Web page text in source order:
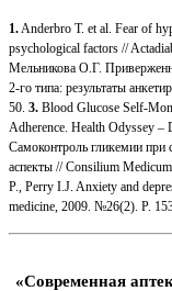
1. Anderbro T. et al. Fear of
psychological factors //
Мельникова О.Г.
2-го типа: результаты
50. 3. Blood Glucose Self-
Adherence. Health Odyssey –
Самоконтроль гликемии при
аспекты // Consilium
P., Perry I.J. Anxiety and
medicine, 2009. №26(2). P.
«Современная